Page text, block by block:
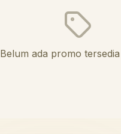
Belum ada promo